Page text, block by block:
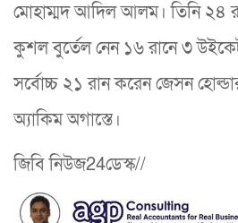
মোহাম্মদ আদিল আলম। তিনি ২৪
কুশল বুর্তেল নেন ১৬ রানে ৩
সর্বোচ্চ ২১ রান করেন জেসন
অ্যাকিম অগাস্তে।
জিবি নিউজ24ডেস্ক//